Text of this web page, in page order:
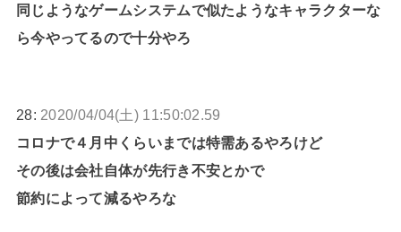
同じようなゲームシステムで似たようなキャラクターな
ら今やってるので十分やろ
28: 2020/04/04(土) 11:50:02.59
コロナで４月中くらいまでは特需あるやろけど
その後は会社自体が先行き不安とかで
節約によって減るやろな